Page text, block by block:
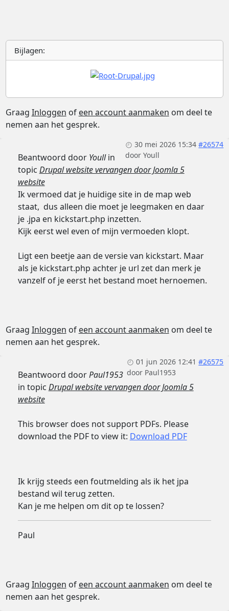
Bijlagen:
Graag Inloggen of een account aanmaken om deel te
nemen aan het gesprek.
30 mei 2026 15:34 #26574
doorYoull
Beantwoord door Youllin
topic Drupal website vervangen door Joomla 5
website
Ik vermoed dat je huidige site in de map web
staat, dus alleen die moet je leegmaken en daar
je .jpa en kickstart.php inzetten.
Kijk eerst wel even of mijn vermoeden klopt.
Ligt een beetje aan de versie van kickstart. Maar
als je kickstart.php achter je url zet dan merk je
vanzelf of je eerst het bestand moet hernoemen.
Graag Inloggen of een account aanmaken om deel te
nemen aan het gesprek.
01 jun 2026 12:41 #26575
door Paul1953
Beantwoord doorPaul1953
in topic Drupal website vervangen door Joomla 5
website
This browser does not support PDFs. Please
download the PDF to view it: Download PDF
Ik krijg steeds een foutmelding als ik het jpa
bestand wil terug zetten.
Kan je me helpen om dit op te lossen?
Paul
Graag Inloggen of een account aanmaken om deel te
nemen aan het gesprek.